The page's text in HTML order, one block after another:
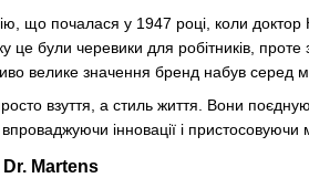
що почалася у 1947 році, коли
це були черевики для робітників,
велике значення бренд набув серед
взуття, а стиль життя. Вони
впроваджуючи інновації і
Martens